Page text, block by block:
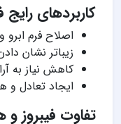
کاربردهای رایج
اصلاح فرم
زیباتر نشان
کاهش نیاز به
ایجاد تعادل و
تفاوت فیبروز و